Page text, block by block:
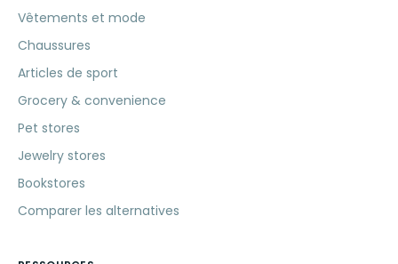
Vêtements et mode
Chaussures
Articles de sport
Grocery & convenience
Pet stores
Jewelry stores
Bookstores
Comparer les alternatives